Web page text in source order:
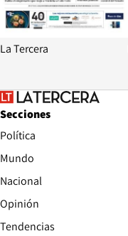
La Tercera
Secciones
Política
Mundo
Nacional
Opinión
Tendencias